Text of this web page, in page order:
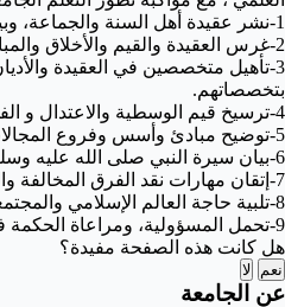
1-نشر عقيدة أهل السنة والجماعة، وبيان أسس الدعوة إلى الله وفق قيم الوسطية والاعتدال والحكمة والموعظة الحسنة.
2-غرس العقيدة والقيم والأخلاق والمبادئ الإسلامية في نفوس الطلاب والموظفين.
3-تأهيل متخصصين في العقيدة
بتخصصاتهم.
4-ترسيخ قيم الوسطية والاعتدال و الفهم الصحيح الموصل لبناء الشخصية المتزنة.
5-توضيح مبادئ وأسس وفروع المجالات التربوية والاستفادة منها في التطبيق والتطوير والبحث العلمي والدراسات التربوية المتنوعة.
6-بيان سيرة النبي صلى الله عليه وسلم وتاريخ الأمة وأخذ العبر والعظات من ذلك
7-إتقان مهارات نقد الفرق المخالفة والرد عليها.
8-تلبية حاجة العالم الإسلامي والمجتمعات الأخرى في إعداد متخصصين في مجالات الكلية وتخصصاتها.
9-تحمل المسؤولية، ومراعاة الحكمة في الدعوة إلى الله و التواصل مع الآخرين.
هل كانت هذه الصفحة مفيدة؟
نعم لا
عن الجامعة